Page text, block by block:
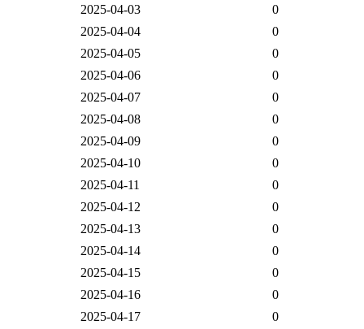
2025-04-03
0
2025-04-04
0
2025-04-05
0
2025-04-06
0
2025-04-07
0
2025-04-08
0
2025-04-09
0
2025-04-10
0
2025-04-11
0
2025-04-12
0
2025-04-13
0
2025-04-14
0
2025-04-15
0
2025-04-16
0
2025-04-17
0